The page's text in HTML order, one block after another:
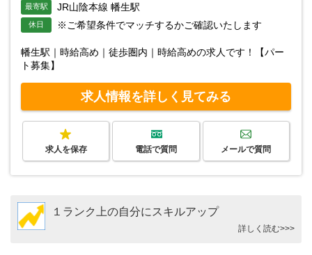
最寄駅 JR山陰本線 幡生駅
休日 ※ご希望条件でマッチするかご確認いたします
幡生駅｜時給高め｜徒歩圏内｜時給高めの求人です！【パー
ト募集】
求人情報を詳しく見てみる
求人を保存 電話で質問 メールで質問
１ランク上の自分にスキルアップ
詳しく読む>>>